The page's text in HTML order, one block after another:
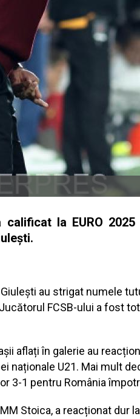
calificat la EURO
au strigat numele
FCSB-ului a fost
aflați în galerie au
naționale U21. Mai mult
3-1 pentru România
MM Stoica, a reacționat dur